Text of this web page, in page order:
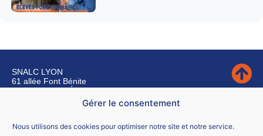
Gérer le consentement
Nous utilisons des cookies pour optimiser notre site et notre service.
SNALC LYON
61 allée Font Bénite
42155 SAINT LÉGER SUR ROANNE